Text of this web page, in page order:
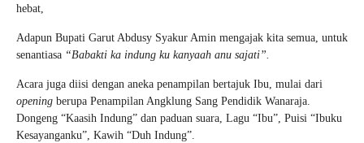
hebat,
Adapun Bupati Garut Abdusy Syakur Amin mengajak kita semua, untuk
senantiasa “Babakti ka indung ku kanyaah anu sajati”.
Acara juga diisi dengan aneka penampilan bertajuk Ibu, mulai dari
opening berupa Penampilan Angklung Sang Pendidik Wanaraja.
Dongeng “Kaasih Indung” dan paduan suara, Lagu “Ibu”, Puisi “Ibuku
Kesayanganku”, Kawih “Duh Indung”.